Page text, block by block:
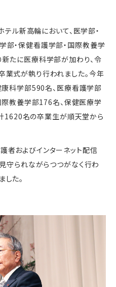
ル新高輪において、医学部・
部・保健看護学部・国際教養学
たに医療科学部が加わり、令
式が執り行われました。今年
科学部590名、医療看護学部
教養学部176名、保健医療学
1620名の卒業生が順天堂から
者およびインターネット配信
られながらつつがなく行わ
た。